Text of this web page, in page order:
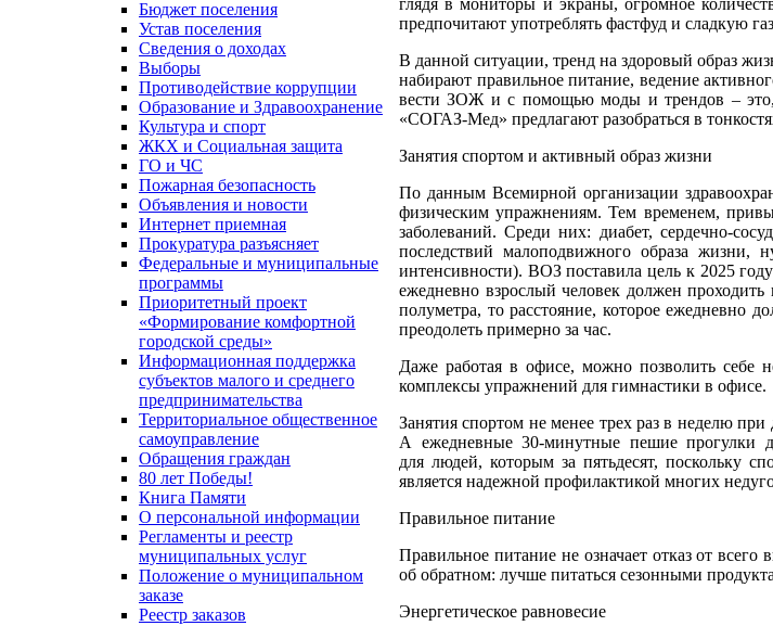
Бюджет поселения
Устав поселения
Сведения о доходах
Выборы
Противодействие коррупции
Образование и Здравоохранение
Культура и спорт
ЖКХ и Социальная защита
ГО и ЧС
Пожарная безопасность
Объявления и новости
Интернет приемная
Прокуратура разъясняет
Федеральные и муниципальные
программы
Приоритетный проект
«Формирование комфортной
городской среды»
Информационная поддержка
субъектов малого и среднего
предпринимательства
Территориальное общественное
самоуправление
Обращения граждан
80 лет Победы!
Книга Памяти
О персональной информации
Регламенты и реестр
муниципальных услуг
Положение о муниципальном
заказе
Реестр заказов
глядя в мониторы и экраны, огромное
предпочитают употреблять фастфуд и сладкую
В данной ситуации, тренд на здоровый образ
набирают правильное питание, ведение
вести ЗОЖ и с помощью моды и трендов – это,
«СОГАЗ-Мед» предлагают разобраться в
Занятия спортом и активный образ жизни
По данным Всемирной организации
физическим упражнениям. Тем временем,
заболеваний. Среди них: диабет, сердечно-
последствий малоподвижного образа
интенсивности). ВОЗ поставила цель к 2025
ежедневно взрослый человек должен
полуметра, то расстояние, которое ежедневно
преодолеть примерно за час.
Даже работая в офисе, можно позволить себе
комплексы упражнений для гимнастики в офисе.
Занятия спортом не менее трех раз в неделю
А ежедневные 30-минутные пешие прогулки
для людей, которым за пятьдесят, поскольку
является надежной профилактикой многих
Правильное питание
Правильное питание не означает отказ от
об обратном: лучше питаться сезонными
Энергетическое равновесие